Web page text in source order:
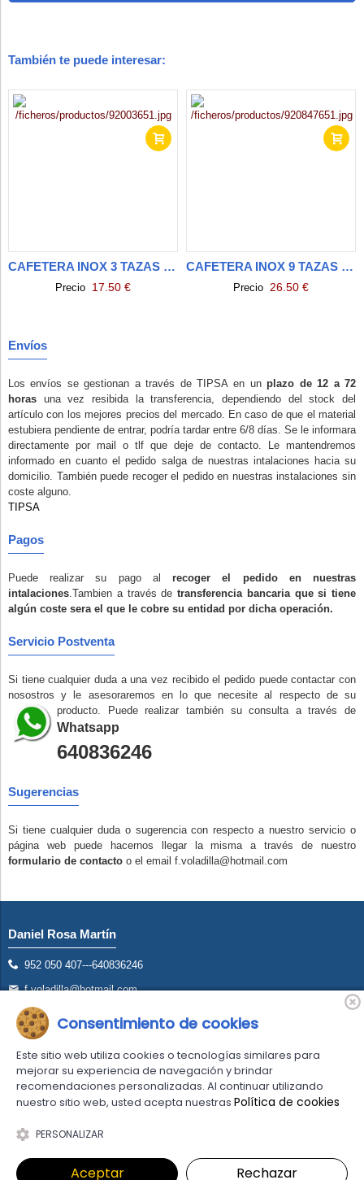
También te puede interesar:
CAFETERA INOX 3 TAZAS INDUCCION
Precio 17.50 €
CAFETERA INOX 9 TAZAS INDUCCION
Precio 26.50 €
Envíos
Los envíos se gestionan a través de TIPSA en unplazo de 12 a 72
horas una vez resibida la transferencia, dependiendo del stock del
artículo con los mejores precios del mercado. En caso de que el material
estubiera pendiente de entrar, podría tardar entre 6/8 días. Se le informara
directamente por mail o tlf que deje de contacto. Le mantendremos
informado en cuanto el pedido salga de nuestras intalaciones hacia su
domicilio. También puede recoger el pedido en nuestras instalaciones sin
coste alguno.
TIPSA
Pagos
Puede realizar su pago alrecoger el pedido en nuestras
intalaciones.Tambien a través de transferencia bancaria que si tiene
algún coste sera el que le cobre su entidad por dicha operación.
Servicio Postventa
Si tiene cualquier duda a una vez recibido el pedido puede contactar con
nosostros y le asesoraremos en lo que necesite al respecto de su
producto. Puede realizar también su consulta a través de
Whatsapp
640836246
Sugerencias
Si tiene cualquier duda o sugerencia con respecto a nuestro servicio o
página web puede hacernos llegar la misma a través de nuestro
formulario de contacto o el email f.voladilla@hotmail.com
Daniel Rosa Martín
952 050 407---640836246
f.voladilla@hotmail.com
Avd. San Francisco S/N Torremolinos (Málaga)
Comercio desarrollado conLinkasoft LeKommerce
Consentimiento de cookies
Este sitio web utiliza cookies o tecnologías similares para
mejorar su experiencia de navegación y brindar
recomendaciones personalizadas. Al continuar utilizando
nuestro sitio web, usted acepta nuestras Política de cookies
PERSONALIZAR
Aceptar Rechazar